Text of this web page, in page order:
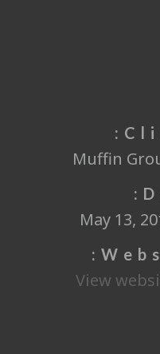
View